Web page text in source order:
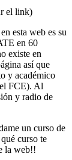
el link)
esta web es su
en 60
existe en
así que
y académico
FCE). Al
y radio de
un curso de
curso te
la web!!